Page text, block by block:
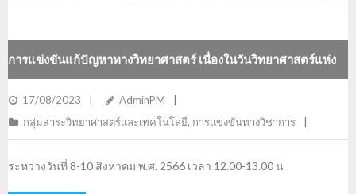
การแข่งขันแก้ปัญหาทางวิทยาศาสตร์ เนื่องในวันวิทยาศาสตร์แห่ง
ชาติ พ.ศ. 2566
17/08/2023
AdminPM
กลุ่มสาระวิทยาศาสตร์และเทคโนโลยี, การแข่งขันทางวิชาการ
ระหว่างวันที่ 8-10 สิงหาคม พ.ศ. 2566 เวลา 12.00-13.00 น